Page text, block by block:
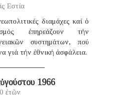
Εστία
διαμάχες καί ὁ
ἐπηρεάζουν τήν
συστημάτων, πού
γιά τήν ἐθνική ἀσφάλεια.
1966
ἐτῶν